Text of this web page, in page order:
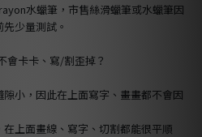
水蠟筆，市售絲滑蠟筆或水蠟筆因
少量測試。
會卡卡、寫/割歪掉？
小，因此在上面寫字、畫畫都不會因
上面畫線、寫字、切割都能很平順